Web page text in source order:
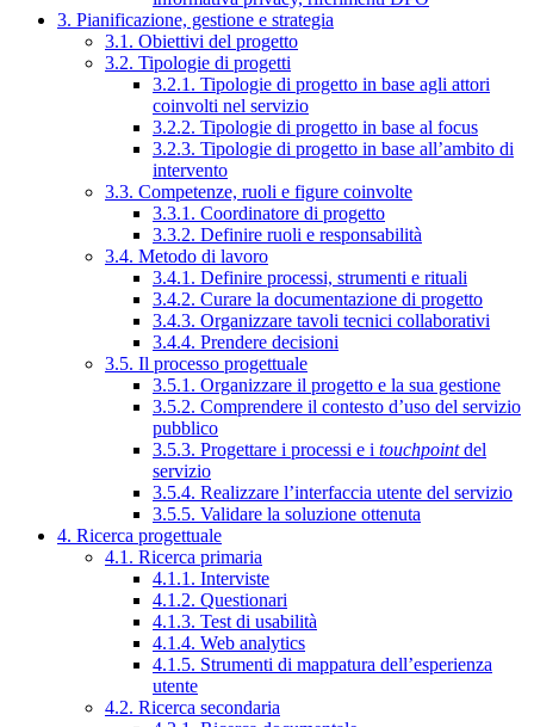
3. Pianificazione, gestione e strategia
3.1. Obiettivi del progetto
3.2. Tipologie di progetti
3.2.1. Tipologie di progetto in base agli attori
coinvolti nel servizio
3.2.2. Tipologie di progetto in base al focus
3.2.3. Tipologie di progetto in base all’ambito di
intervento
3.3. Competenze, ruoli e figure coinvolte
3.3.1. Coordinatore di progetto
3.3.2. Definire ruoli e responsabilità
3.4. Metodo di lavoro
3.4.1. Definire processi, strumenti e rituali
3.4.2. Curare la documentazione di progetto
3.4.3. Organizzare tavoli tecnici collaborativi
3.4.4. Prendere decisioni
3.5. Il processo progettuale
3.5.1. Organizzare il progetto e la sua gestione
3.5.2. Comprendere il contesto d’uso del servizio
pubblico
3.5.3. Progettare i processi e i touchpointdel
servizio
3.5.4. Realizzare l’interfaccia utente del servizio
3.5.5. Validare la soluzione ottenuta
4. Ricerca progettuale
4.1. Ricerca primaria
4.1.1. Interviste
4.1.2. Questionari
4.1.3. Test di usabilità
4.1.4. Web analytics
4.1.5. Strumenti di mappatura dell’esperienza
utente
4.2. Ricerca secondaria